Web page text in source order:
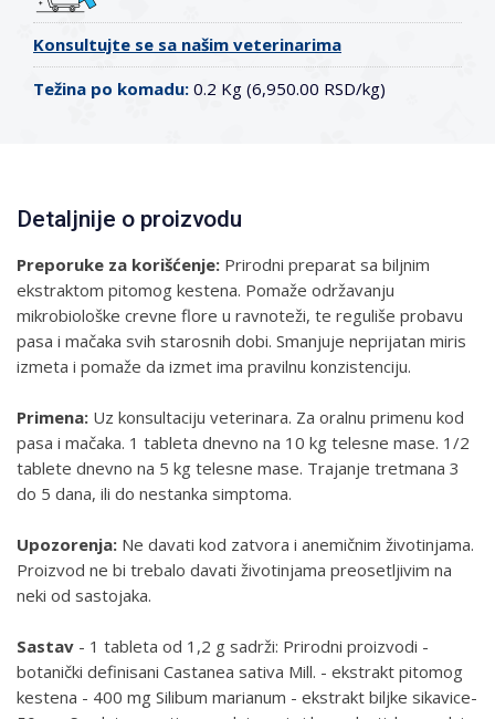
Konsultujte se sa našim veterinarima
Težina po komadu: 0.2 Kg (6,950.00 RSD/kg)
Detaljnije o proizvodu
Preporuke za korišćenje: Prirodni preparat sa biljnim
ekstraktom pitomog kestena. Pomaže održavanju
mikrobiološke crevne flore u ravnoteži, te reguliše probavu
pasa i mačaka svih starosnih dobi. Smanjuje neprijatan miris
izmeta i pomaže da izmet ima pravilnu konzistenciju.
Primena: Uz konsultaciju veterinara. Za oralnu primenu kod
pasa i mačaka. 1 tableta dnevno na 10 kg telesne mase. 1/2
tablete dnevno na 5 kg telesne mase. Trajanje tretmana 3
do 5 dana, ili do nestanka simptoma.
Upozorenja: Ne davati kod zatvora i anemičnim životinjama.
Proizvod ne bi trebalo davati životinjama preosetljivim na
neki od sastojaka.
Sastav - 1 tableta od 1,2 g sadrži: Prirodni proizvodi -
botanički definisani Castanea sativa Mill. - ekstrakt pitomog
kestena - 400 mg Silibum marianum - ekstrakt biljke sikavice-